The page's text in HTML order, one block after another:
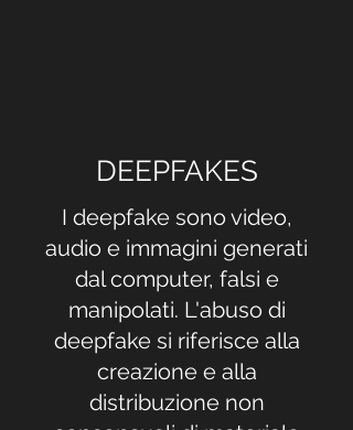
DEEPFAKES
I deepfake sono video,
audio e immagini generati
dal computer, falsi e
manipolati. L'abuso di
deepfake si riferisce alla
creazione e alla
distribuzione non